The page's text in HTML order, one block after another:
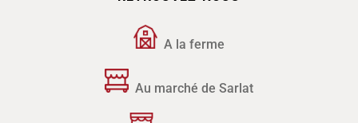
A la ferme
Au marché de Sarlat